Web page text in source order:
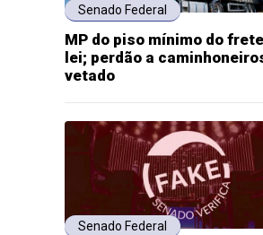
Senado Federal
MP do piso mínimo do
lei; perdão a
vetado
Senado Federal